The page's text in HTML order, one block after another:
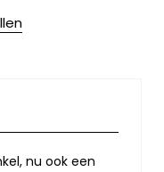
nu ook een